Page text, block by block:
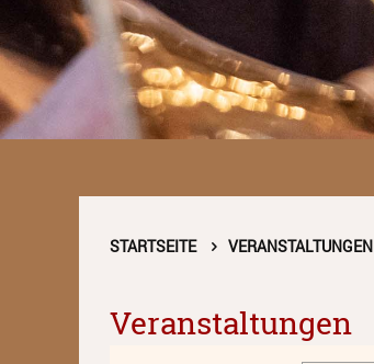
STARTSEITE VERANSTALTUNGEN
Veranstaltungen